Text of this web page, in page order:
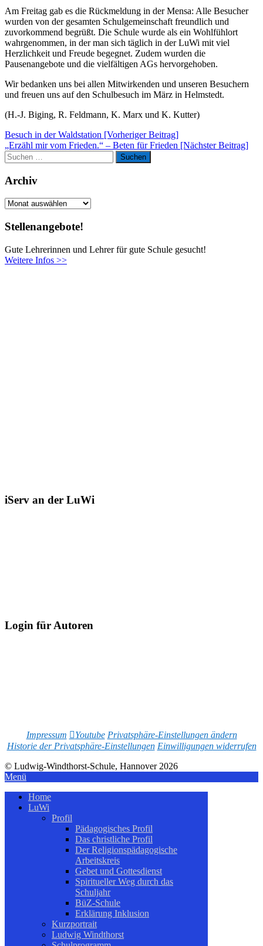
Am Freitag gab es die Rückmeldung in der Mensa: Alle Besucher
wurden von der gesamten Schulgemeinschaft freundlich und
zuvorkommend begrüßt. Die Schule wurde als ein Wohlfühlort
wahrgenommen, in der man sich täglich in der LuWi mit viel
Herzlichkeit und Freude begegnet. Zudem wurden die
Pausenangebote und die vielfältigen AGs hervorgehoben.
Wir bedanken uns bei allen Mitwirkenden und unseren Besuchern
und freuen uns auf den Schulbesuch im März in Helmstedt.
(H.-J. Biging, R. Feldmann, K. Marx und K. Kutter)
Beitragsnavigation
Besuch in der Waldstation [Vorheriger Beitrag]
„Erzähl mir vom Frieden.“ – Beten für Frieden [Nächster Beitrag]
Suchen
nach:
Suchen
Archiv
Archiv
Stellenangebote!
Gute Lehrerinnen und Lehrer für gute Schule gesucht!
Weitere Infos >>
iServ an der LuWi
Login für Autoren
Impressum Youtube Privatsphäre-Einstellungen ändern
Historie der Privatsphäre-Einstellungen Einwilligungen widerrufen
© Ludwig-Windthorst-Schule, Hannover 2026
Menü
Home
LuWi
Profil
Pädagogisches Profil
Das christliche Profil
Der Religionspädagogische
Arbeitskreis
Gebet und Gottesdienst
Spiritueller Weg durch das
Schuljahr
BüZ-Schule
Erklärung Inklusion
Kurzportrait
Ludwig Windthorst